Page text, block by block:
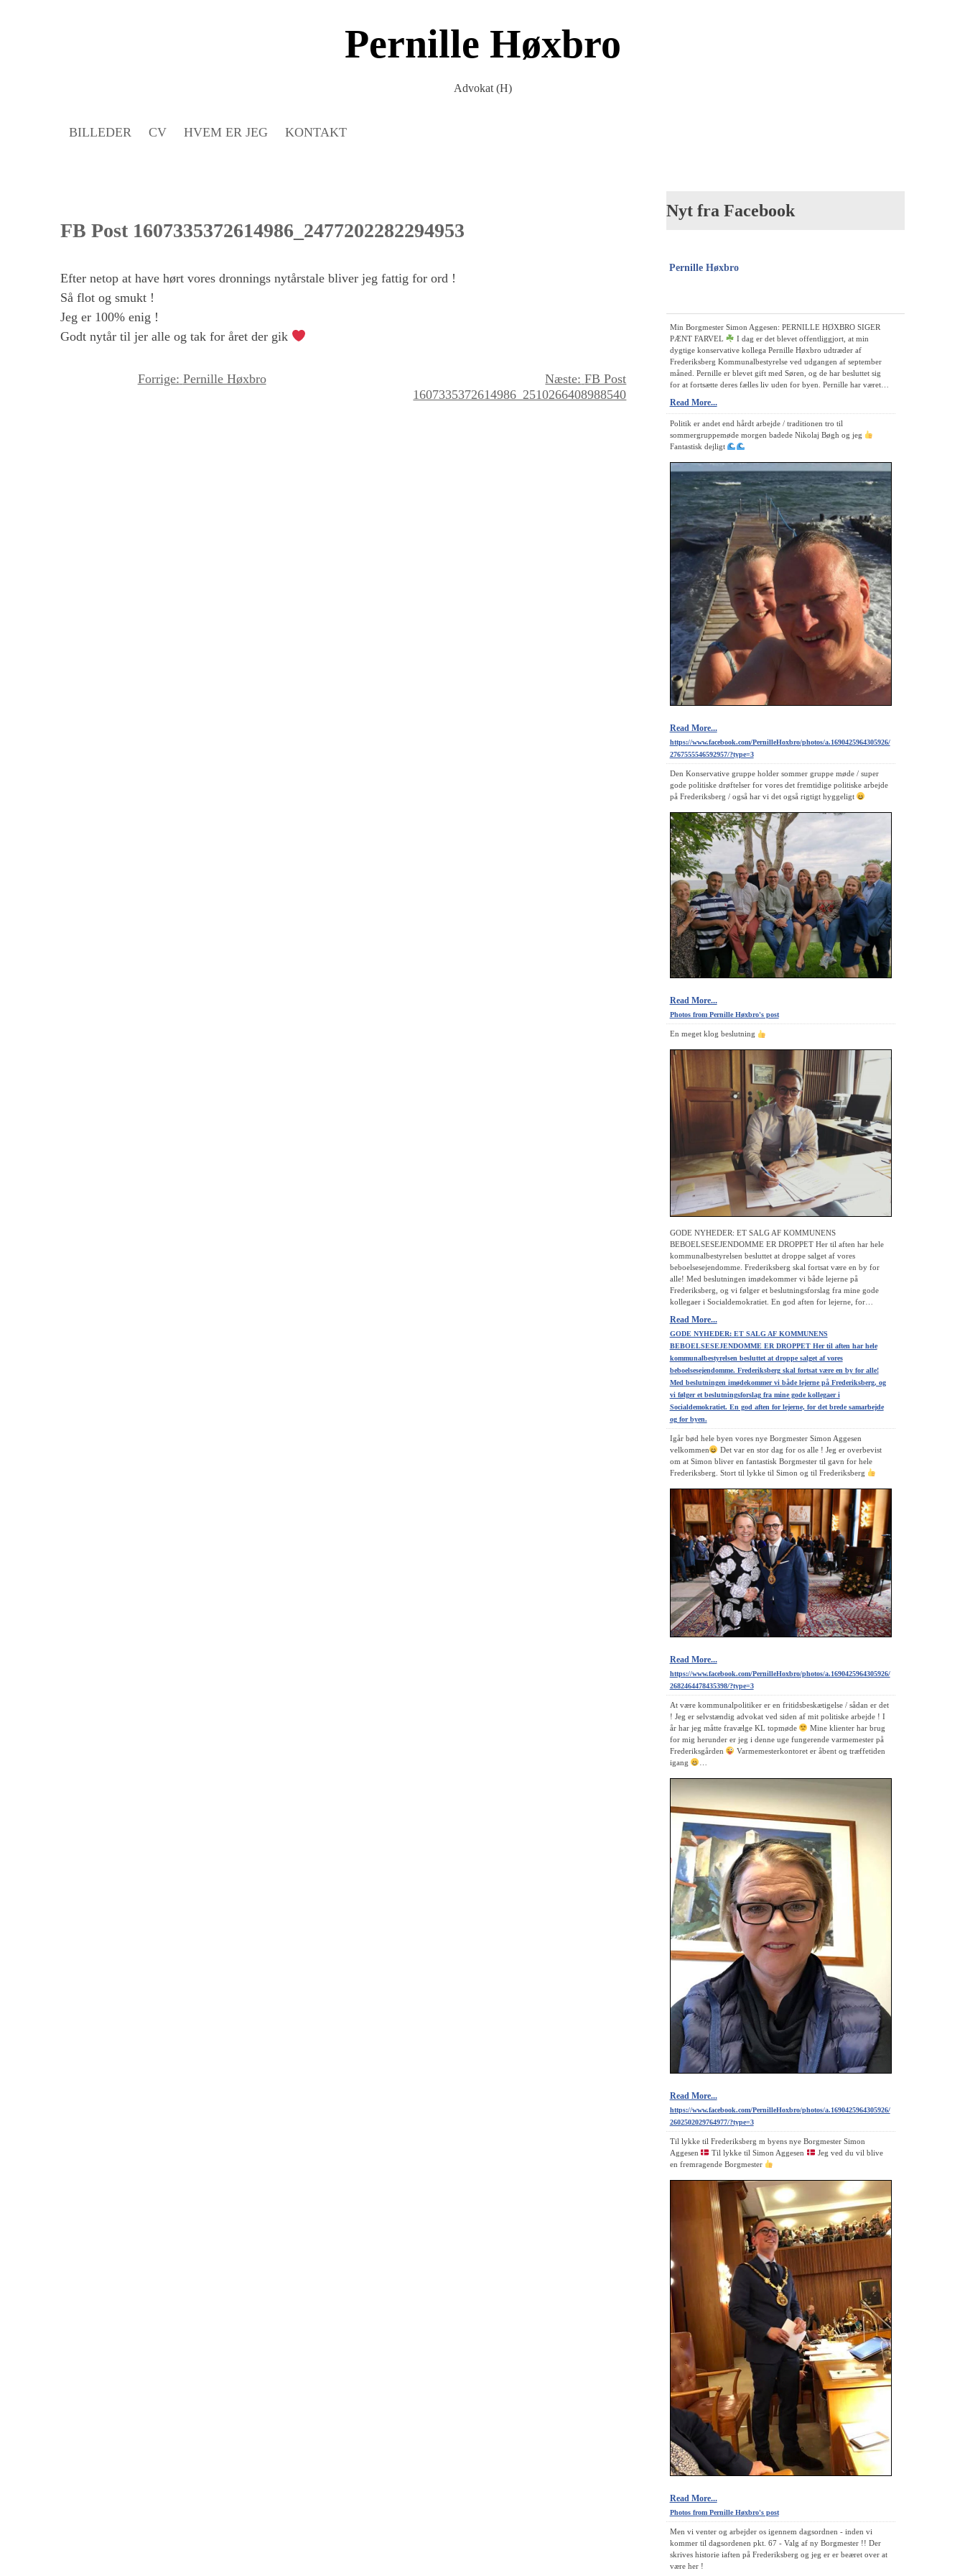
Pernille Høxbro
Advokat (H)
BILLEDER CV HVEM ER JEG KONTAKT
FB Post 1607335372614986_2477202282294953
Efter netop at have hørt vores dronnings nytårstale bliver jeg fattig for ord !
Så flot og smukt !
Jeg er 100% enig !
Godt nytår til jer alle og tak for året der gik
Forrige: Pernille Høxbro Næste: FB Post
1607335372614986_2510266408988540
Nyt fra Facebook
Pernille Høxbro
Min Borgmester Simon Aggesen: PERNILLE HØXBRO SIGER
PÆNT FARVEL
I dag er det blevet offentliggjort, at min
dygtige konservative kollega Pernille Høxbro udtræder af
Frederiksberg Kommunalbestyrelse ved udgangen af september
måned. Pernille er blevet gift med Søren, og de har besluttet sig
for at fortsætte deres fælles liv uden for byen. Pernille har været…
Read More...
Politik er andet end hårdt arbejde / traditionen tro til
sommergruppemøde morgen badede Nikolaj Bøgh og jeg
Fantastisk dejligt
Read More...
https://www.facebook.com/PernilleHoxbro/photos/a.1690425964305926/
2767555546592957/?type=3
Den Konservative gruppe holder sommer gruppe møde / super
gode politiske drøftelser for vores det fremtidige politiske arbejde
på Frederiksberg / også har vi det også rigtigt hyggeligt
Read More...
Photos from Pernille Høxbro's post
En meget klog beslutning
GODE NYHEDER: ET SALG AF KOMMUNENS
BEBOELSESEJENDOMME ER DROPPET Her til aften har hele
kommunalbestyrelsen besluttet at droppe salget af vores
beboelsesejendomme. Frederiksberg skal fortsat være en by for
alle! Med beslutningen imødekommer vi både lejerne på
Frederiksberg, og vi følger et beslutningsforslag fra mine gode
kollegaer i Socialdemokratiet. En god aften for lejerne, for…
Read More...
GODE NYHEDER: ET SALG AF KOMMUNENS
BEBOELSESEJENDOMME ER DROPPET Her til aften har hele
kommunalbestyrelsen besluttet at droppe salget af vores
beboelsesejendomme. Frederiksberg skal fortsat være en by for alle!
Med beslutningen imødekommer vi både lejerne på Frederiksberg, og
vi følger et beslutningsforslag fra mine gode kollegaer i
Socialdemokratiet. En god aften for lejerne, for det brede samarbejde
og for byen.
Igår bød hele byen vores nye Borgmester Simon Aggesen
velkommen
Det var en stor dag for os alle ! Jeg er overbevist
om at Simon bliver en fantastisk Borgmester til gavn for hele
Frederiksberg. Stort til lykke til Simon og til Frederiksberg
Read More...
https://www.facebook.com/PernilleHoxbro/photos/a.1690425964305926/
2682464478435398/?type=3
At være kommunalpolitiker er en fritidsbeskætigelse / sådan er det
! Jeg er selvstændig advokat ved siden af mit politiske arbejde ! I
år har jeg måtte fravælge KL topmøde
Mine klienter har brug
for mig herunder er jeg i denne uge fungerende varmemester på
Frederiksgården
Varmemesterkontoret er åbent og træffetiden
igang
Read More...
https://www.facebook.com/PernilleHoxbro/photos/a.1690425964305926/
2602502029764977/?type=3
Til lykke til Frederiksberg m byens nye Borgmester Simon
Aggesen
Til lykke til Simon Aggesen
Jeg ved du vil blive
en fremragende Borgmester
Read More...
Photos from Pernille Høxbro's post
Men vi venter og arbejder os igennem dagsordnen - inden vi
kommer til dagsordenen pkt. 67 - Valg af ny Borgmester !! Der
skrives historie iaften på Frederiksberg og jeg er er beæret over at
være her !